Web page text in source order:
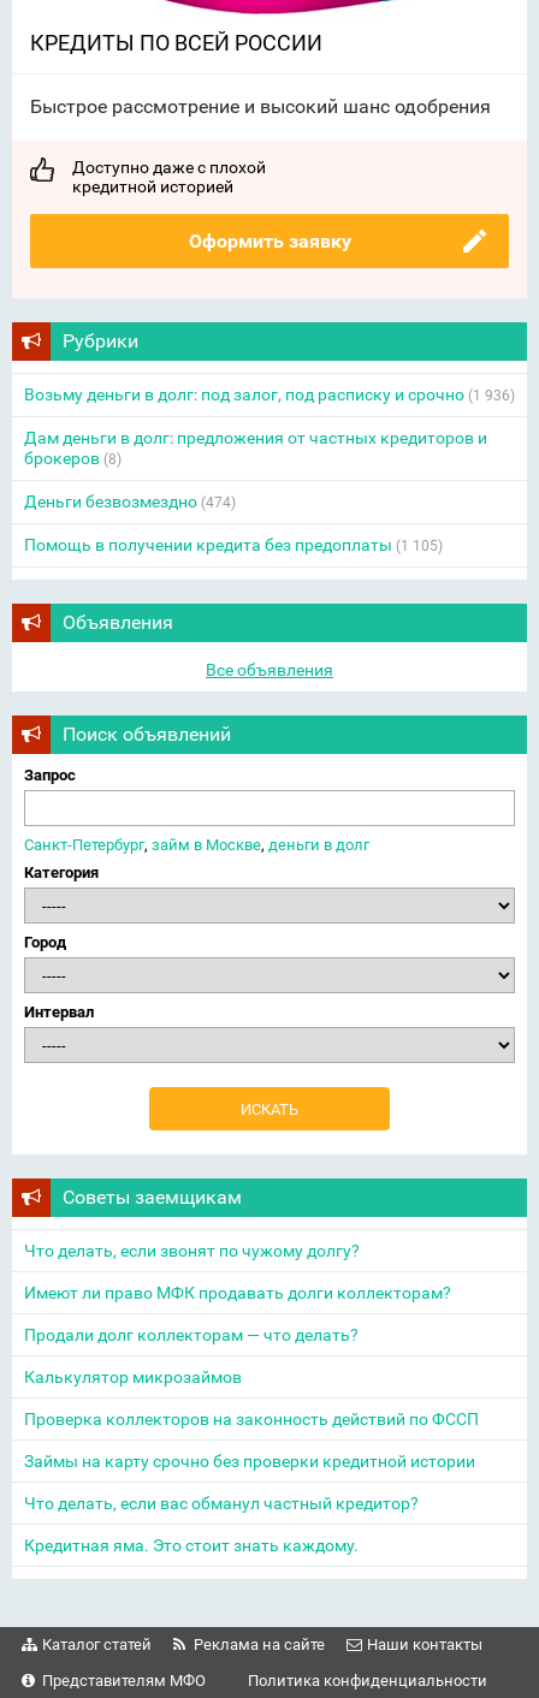
КРЕДИТЫ ПО ВСЕЙ РОССИИ
Быстрое рассмотрение и высокий шанс одобрения
Доступно даже с плохой
кредитной историей
Оформить заявку
Рубрики
Возьму деньги в долг: под залог, под расписку и срочно (1 936)
Дам деньги в долг: предложения от частных кредиторов и
брокеров (8)
Деньги безвозмездно (474)
Помощь в получении кредита без предоплаты (1 105)
Объявления
Все объявления
Поиск объявлений
Запрос
Санкт-Петербург, займ в Москве, деньги в долг
Категория
Город
Интервал
Советы заемщикам
Что делать, если звонят по чужому долгу?
Имеют ли право МФК продавать долги коллекторам?
Продали долг коллекторам — что делать?
Калькулятор микрозаймов
Проверка коллекторов на законность действий по ФССП
Займы на карту срочно без проверки кредитной истории
Что делать, если вас обманул частный кредитор?
Кредитная яма. Это стоит знать каждому.
Каталог статей Реклама на сайте
Наши контакты
Представителям МФО
Политика конфиденциальности